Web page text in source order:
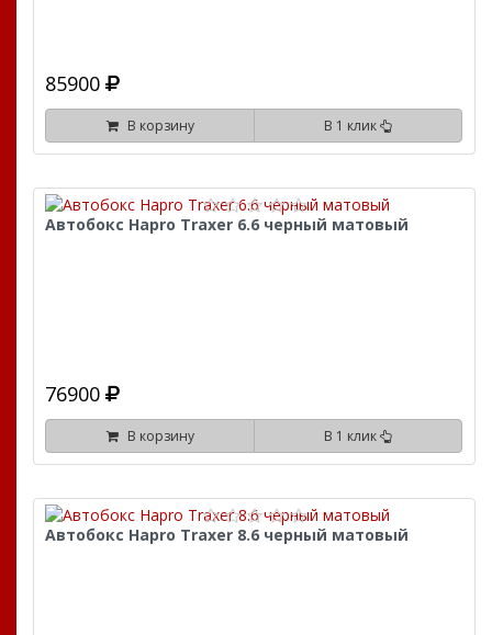
85900
В корзину В 1 клик
Автобокс Hapro Traxer 6.6 черный матовый
76900
В корзину В 1 клик
Автобокс Hapro Traxer 8.6 черный матовый